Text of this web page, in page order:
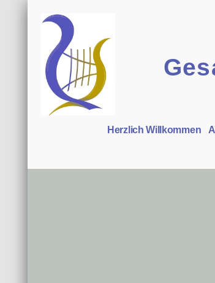
HarmonieHerzlich Willkommen